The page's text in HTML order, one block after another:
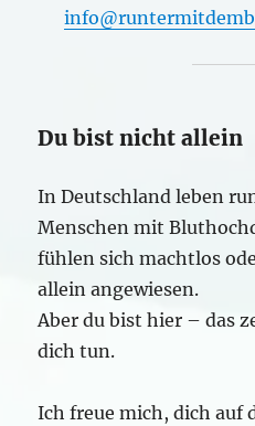
Du bist nicht allein
In Deutschland leben
Menschen mit
fühlen sich machtlos
allein angewiesen.
Aber du bist hier – das
dich tun.
Ich freue mich, dich auf